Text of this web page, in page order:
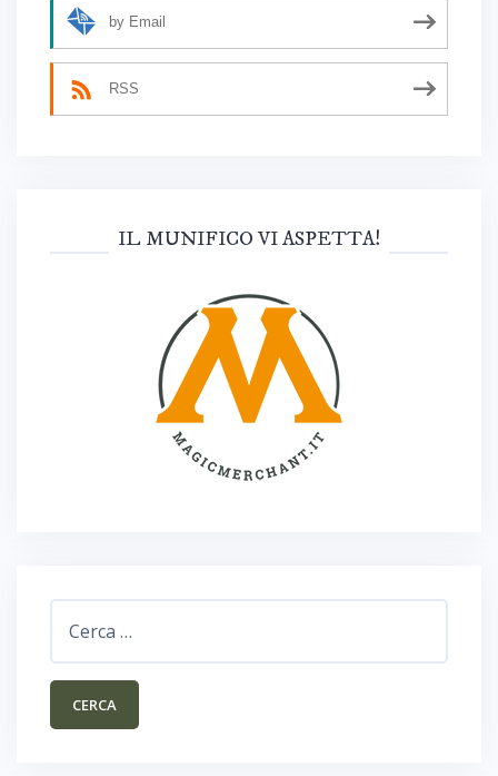
by Email
RSS
IL MUNIFICO VI ASPETTA!